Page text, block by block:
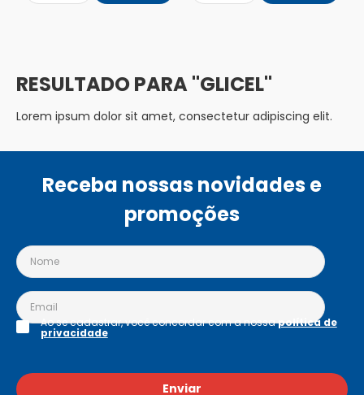
GLICEL
Lorem ipsum dolor sit amet, consectetur adipiscing elit.
Receba nossas novidades e
promoções
Enviar
Ao se cadastrar, você concordar com a nossapolítica de
privacidade